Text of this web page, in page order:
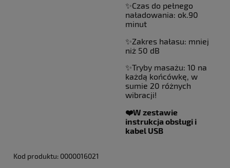
✨Czas do pełnego
naładowania: ok.90
minut
✨Zakres hałasu: mniej
niż 50 dB
✨Tryby masażu: 10 na
każdą końcówkę, w
sumie 20 różnych
wibracji!
❤️W zestawie
instrukcja obsługi i
kabel USB
Kod produktu: 0000016021